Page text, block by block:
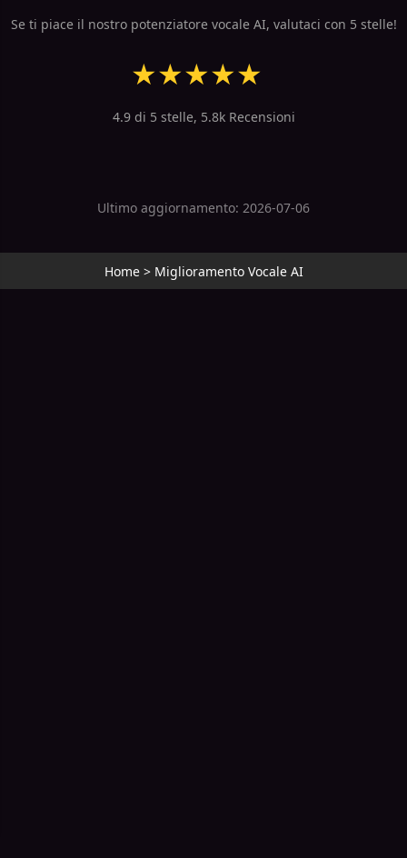
Se ti piace il nostro potenziatore vocale AI, valutaci con 5 stelle!
★★★★★
4.9 di 5 stelle, 5.8k Recensioni
Ultimo aggiornamento: 2026-07-06
Home> Miglioramento Vocale AI